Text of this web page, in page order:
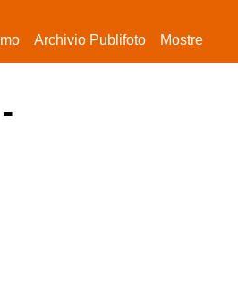
Archivio Publifoto Mostre